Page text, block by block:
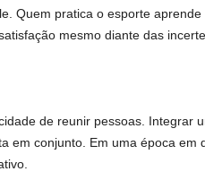
Quem pratica o esporte
mesmo diante das
de reunir pessoas. Integrar
em conjunto. Em uma época